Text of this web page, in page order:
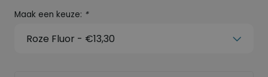
Maak een keuze: *